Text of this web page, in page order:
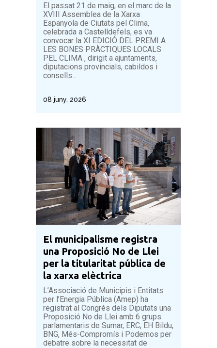
El passat 21 de maig, en el marc de la
XVIII Assemblea de la Xarxa
Espanyola de Ciutats pel Clima,
celebrada a Castelldefels, es va
convocar la XI EDICIÓ DEL PREMI A
LES BONES PRÀCTIQUES LOCALS
PEL CLIMA , dirigit a ajuntaments,
diputacions provincials, cabildos i
consells...
08 juny, 2026
El municipalisme registra
una Proposició No de Llei
per la titularitat pública de
la xarxa elèctrica
L’Associació de Municipis i Entitats
per l’Energia Pública (Amep) ha
registrat al Congrés dels Diputats una
Proposició No de Llei amb 6 grups
parlamentaris de Sumar, ERC, EH Bildu,
BNG, Més-Compromís i Podemos per
debatre sobre la necessitat de